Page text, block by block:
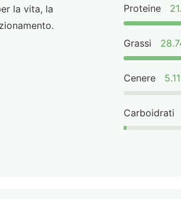
la vita, la
Proteine
Grassi
Cenere
Carboidrati